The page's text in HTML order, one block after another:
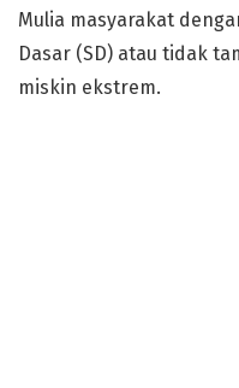
Mulia masyarakat
Dasar (SD) atau tidak
miskin ekstrem.